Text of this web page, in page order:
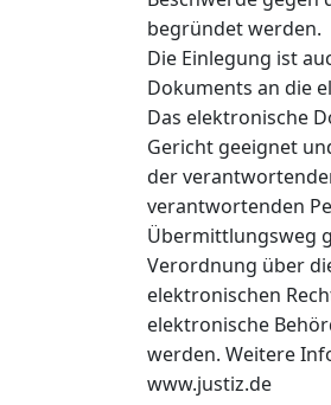
begründet werden.
Die Einlegung ist
Dokuments an die
Das elektronische
Gericht geeignet
der
verantwortenden
Übermittlungsweg
Verordnung über
elektronischen
elektronische
werden. Weitere
www.justiz.de